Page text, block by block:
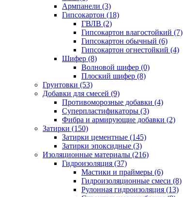
Армпанели (3)
Гипсокартон (18)
ГВЛВ (2)
Гипсокартон влагостойкий (7)
Гипсокартон обычный (6)
Гипсокартон огнестойкий (4)
Шифер (8)
Волновой шифер (0)
Плоский шифер (8)
Грунтовки (53)
Добавки для смесей (9)
Противоморозные добавки (4)
Суперпластификаторы (3)
Фибра и армирующие добавки (2)
Затирки (150)
Затирки цементные (145)
Затирки эпоксидные (3)
Изоляционные материалы (216)
Гидроизоляция (37)
Мастики и праймеры (6)
Гидроизоляционные смеси (8)
Рулонная гидроизоляция (13)